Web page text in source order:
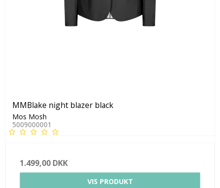
MMBlake night blazer black
Mos Mosh
5009000001
1.499,00 DKK
VIS PRODUKT